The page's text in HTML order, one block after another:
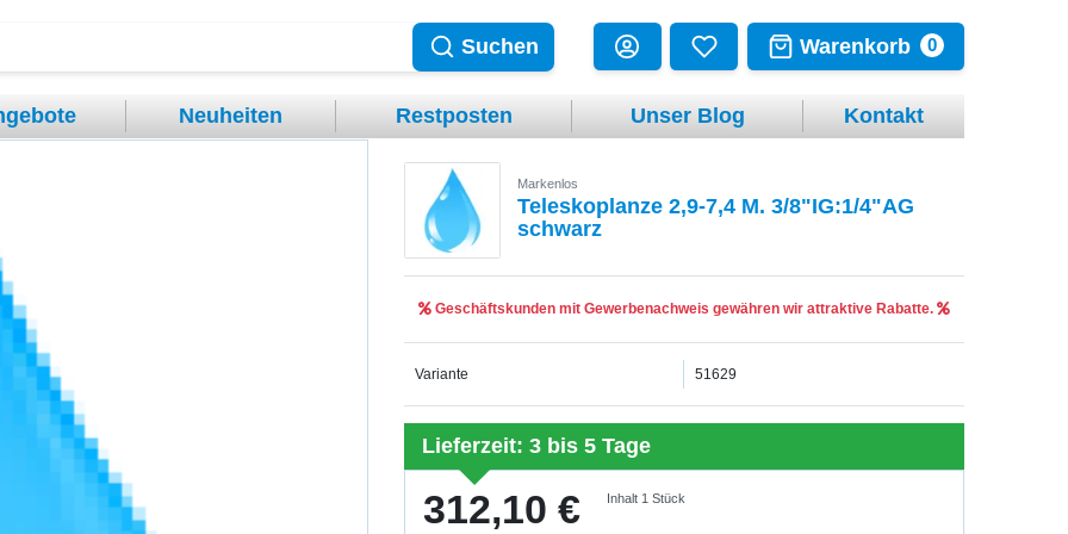
Warenkorb 0
Suchen
Neuheiten Restposten Unser Blog Kontakt
Markenlos
Teleskoplanze 2,9-7,4 M. 3/8"IG:1/4"AG
schwarz
Geschäftskunden mit Gewerbenachweis gewähren wir attraktive Rabatte.
Variante 51629
Lieferzeit: 3 bis 5 Tage
312,10 € Inhalt 1Stück